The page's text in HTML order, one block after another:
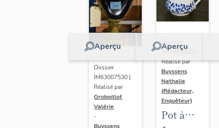
Aperçu
Dossier
IM63007530 |
Réalisé par
Groboillot
Valérie
-
Buyssens
Aperçu
Dossier
IM63009830 |
Réalisé par
Buyssens
Nathalie
(Rédacteur,
Enquêteur)
Pot à